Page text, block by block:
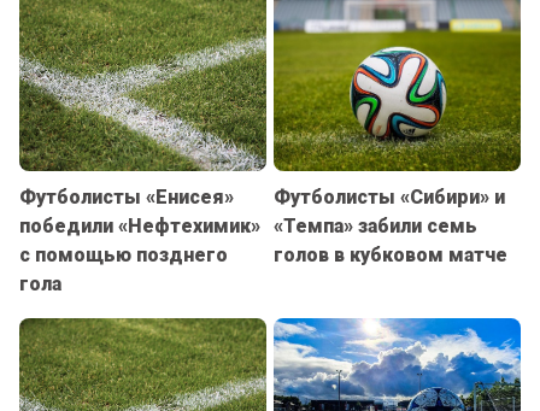
Футболисты «Енисея»
победили «Нефтехимик»
с помощью позднего
гола
Футболисты «Сибири» и
«Темпа» забили семь
голов в кубковом матче